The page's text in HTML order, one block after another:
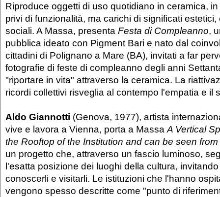
Riproduce oggetti di uso quotidiano in ceramica,
privi di funzionalità, ma carichi di significati
sociali. A Massa, presenta Festa di Compleanno,
pubblica ideato con Pigment Bari e nato dal
cittadini di Polignano a Mare (BA), invitati a far
fotografie di feste di compleanno degli anni
"riportare in vita" attraverso la ceramica. La
ricordi collettivi risveglia al contempo l'empatia e il
Aldo Giannotti (Genova, 1977), artista
vive e lavora a Vienna, porta a Massa A Vertical
the Rooftop of the Institution and can be seen
un progetto che, attraverso un fascio luminoso,
l'esatta posizione dei luoghi della cultura,
conoscerli e visitarli. Le istituzioni che l'hanno
vengono spesso descritte come "punto di